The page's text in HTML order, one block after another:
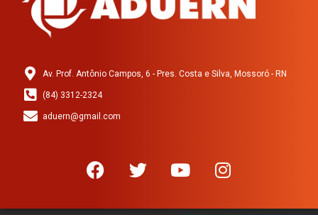
Av. Prof. Antônio Campos, 6 - Pres. Costa e Silva, Mossoró - RN
(84) 3312-2324
aduern@gmail.com